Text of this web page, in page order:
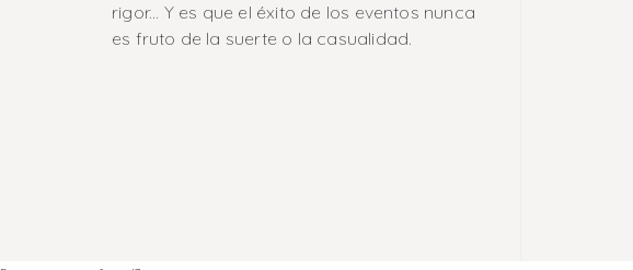
rigor... Y es que el éxito de los eventos nunca
es fruto de la suerte o la casualidad.